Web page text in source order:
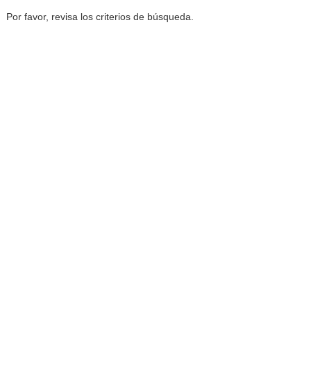
Por favor, revisa los criterios de búsqueda.